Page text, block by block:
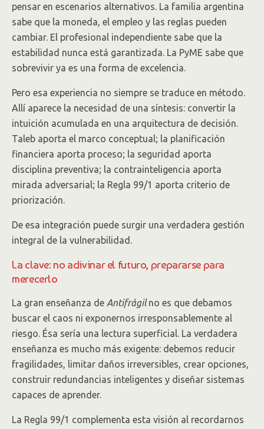
pensar en escenarios alternativos. La familia argentina
sabe que la moneda, el empleo y las reglas pueden
cambiar. El profesional independiente sabe que la
estabilidad nunca está garantizada. La PyME sabe que
sobrevivir ya es una forma de excelencia.
Pero esa experiencia no siempre se traduce en método.
Allí aparece la necesidad de una síntesis: convertir la
intuición acumulada en una arquitectura de decisión.
Taleb aporta el marco conceptual; la planificación
financiera aporta proceso; la seguridad aporta
disciplina preventiva; la contrainteligencia aporta
mirada adversarial; la Regla 99/1 aporta criterio de
priorización.
De esa integración puede surgir una verdadera gestión
integral de la vulnerabilidad.
La clave: no adivinar el futuro, prepararse para
merecerlo
La gran enseñanza de Antifrágilno es que debamos
buscar el caos ni exponernos irresponsablemente al
riesgo. Ésa sería una lectura superficial. La verdadera
enseñanza es mucho más exigente: debemos reducir
fragilidades, limitar daños irreversibles, crear opciones,
construir redundancias inteligentes y diseñar sistemas
capaces de aprender.
La Regla 99/1 complementa esta visión al recordarnos